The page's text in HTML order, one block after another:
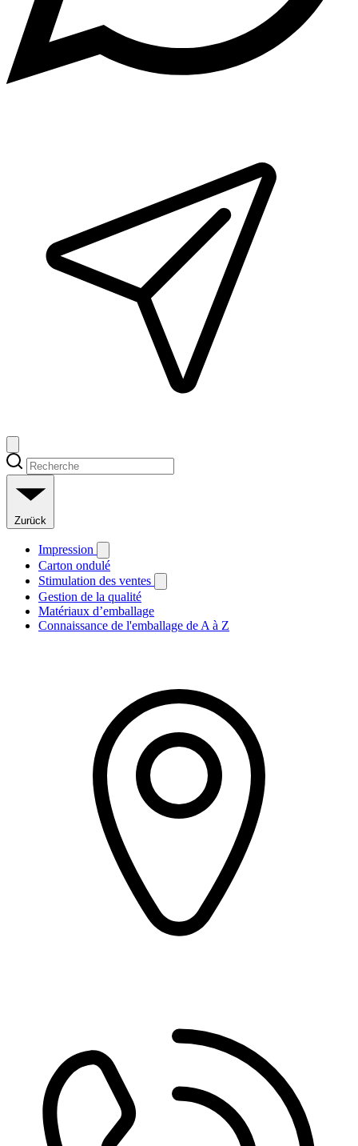
Zurück
Impression
Carton ondulé
Stimulation des ventes
Gestion de la qualité
Matériaux d’emballage
Connaissance de l'emballage de A à Z